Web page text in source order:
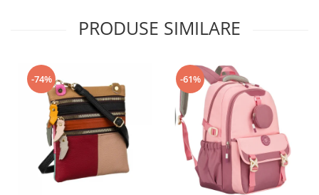
PRODUSE SIMILARE
-74% -61%